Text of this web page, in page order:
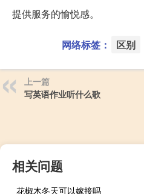
提供服务的愉悦感。
网络标签： 区别
上一篇
写英语作业听什么歌
相关问题
花椒木冬天可以嫁接吗